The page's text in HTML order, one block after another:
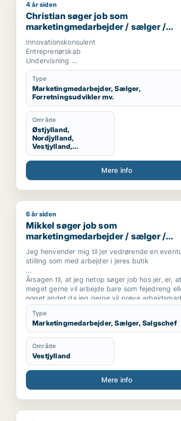
Christian søger job som
4 år siden
Christian søger job som
marketingmedarbejder / sælger /
forretningsudvikler / kreativ
/ lærer
Innovationskonsulent
Entreprenørskab
Undervisning
Tekstskrivning
Type
Marketingmedarbejder, Sælger,
Forretningsudvikler mv.
Område
Østjylland,
Nordjylland,
Vestjylland,
Midtjylland
Mere info
Mikkel søger job som
6 år siden
Mikkel søger job som
marketingmedarbejder / sælger /
salgschef
Jeg henvender mig til jer vedrørende en
stilling som med arbejder i jeres butik
Årsagen til, at jeg netop søger job hos jer, er,
meget gerne vil arbejde bare som fejedreng
noget andet da jeg gerne vil prøve
jeg har haft 2 jobs som fejedreng før så
Jeg er for nylig startet i 8 på tarm skole
overbygningen.
Jeg har arbejdet med flere ting før men vil
et ordentligt arbejde så tænkte det godt kunne
hos jer
Jeg føler virkelig, at en ansættelse hos jer vil
bedste, mvh mikkel nilsson
Type
Marketingmedarbejder, Sælger, Salgschef
Område
Vestjylland
Mere info